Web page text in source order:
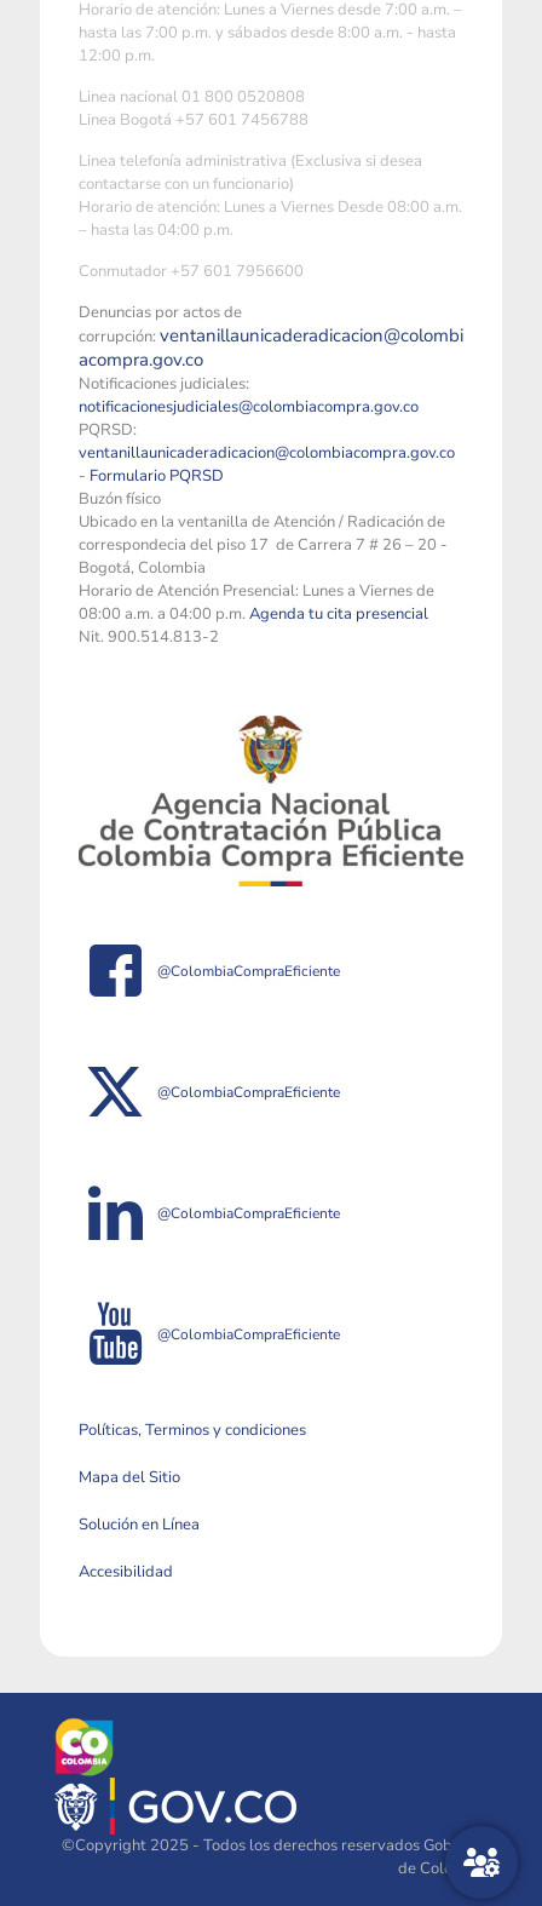
Horario de atención: Lunes a Viernes desde 7:00 a.m. –
hasta las 7:00 p.m. y sábados desde 8:00 a.m. - hasta
12:00 p.m.
Linea nacional 01 800 0520808
Linea Bogotá +57 601 7456788
Linea telefonía administrativa (Exclusiva si desea
contactarse con un funcionario)
Horario de atención: Lunes a Viernes Desde 08:00 a.m.
– hasta las 04:00 p.m.
Conmutador +57 601 7956600
Denuncias por actos de
corrupción: ventanillaunicaderadicacion@colombi
acompra.gov.co
Notificaciones judiciales:
notificacionesjudiciales@colombiacompra.gov.co
PQRSD:
ventanillaunicaderadicacion@colombiacompra.gov.co
- Formulario PQRSD
Buzón físico
Ubicado en la ventanilla de Atención / Radicación de
correspondecia del piso 17 de Carrera 7 # 26 – 20 -
Bogotá, Colombia
Horario de Atención Presencial: Lunes a Viernes de
08:00 a.m. a 04:00 p.m. Agenda tu cita presencial
Nit. 900.514.813-2
@ColombiaCompraEficiente
@ColombiaCompraEficiente
@ColombiaCompraEficiente
@ColombiaCompraEficiente
Políticas, Terminos y condiciones
Mapa del Sitio
Solución en Línea
Accesibilidad
©Copyright 2025 - Todos los derechos reservados Gobierno
de Colombia